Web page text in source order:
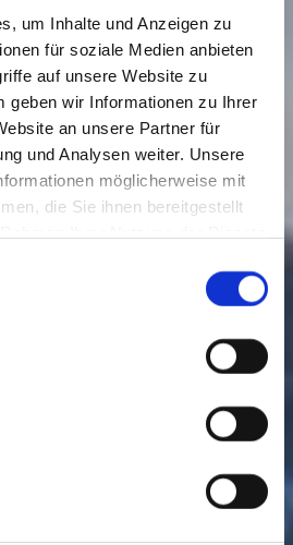
um Inhalte und Anzeigen zu
für soziale Medien anbieten
auf unsere Website zu
geben wir Informationen zu Ihrer
an unsere Partner für
und Analysen weiter. Unsere
möglicherweise mit
die Sie ihnen bereitgestellt
Webseite weiterhin nutzen.